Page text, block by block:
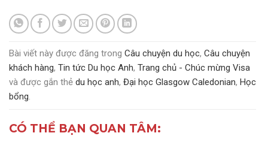
Bài viết này được đăng trong Câu chuyện du học, Câu chuyện
khách hàng, Tin tức Du học Anh, Trang chủ - Chúc mừng Visa
và được gắn thẻ du học anh, Đại học Glasgow Caledonian, Học
bổng.
CÓ THỂ BẠN QUAN TÂM: